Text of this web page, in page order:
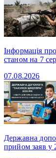
Інформація
станом на 7
07.08.2026
Державна
прийом заяв у